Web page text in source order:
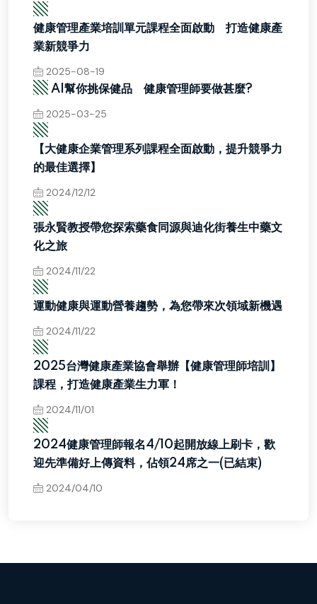
▧
健康管理產業培訓單元課程全面啟動 打造健康產
業新競爭力
2025-08-19
▧ AI幫你挑保健品 健康管理師要做甚麼?
2025-03-25
▧
【大健康企業管理系列課程全面啟動，提升競爭力
的最佳選擇】
2024/12/12
▧
張永賢教授帶您探索藥食同源與迪化街養生中藥文
化之旅
2024/11/22
▧
運動健康與運動營養趨勢，為您帶來次領域新機遇
2024/11/22
▧
2025台灣健康產業協會舉辦【健康管理師培訓】
課程，打造健康產業生力軍！
2024/11/01
▧
2024健康管理師報名4/10起開放線上刷卡，歡
迎先準備好上傳資料，佔領24席之一(已結束)
2024/04/10